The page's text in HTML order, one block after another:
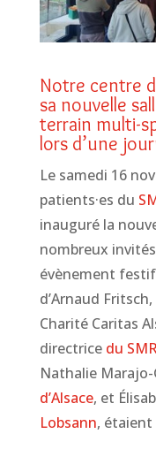
Notre centre
sa nouvelle
terrain multi-
lors d’une
Le samedi 16
patients·es du
inauguré la
nombreux
évènement festif
d’Arnaud
Charité Caritas
directrice du
Nathalie
d’Alsace, et
Lobsann, étaient